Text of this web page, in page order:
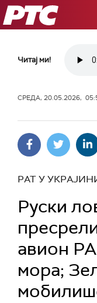
РТС
Читај ми!
СРЕДА, 20.05.2026,
РАТ У
Руски
авион
мора;